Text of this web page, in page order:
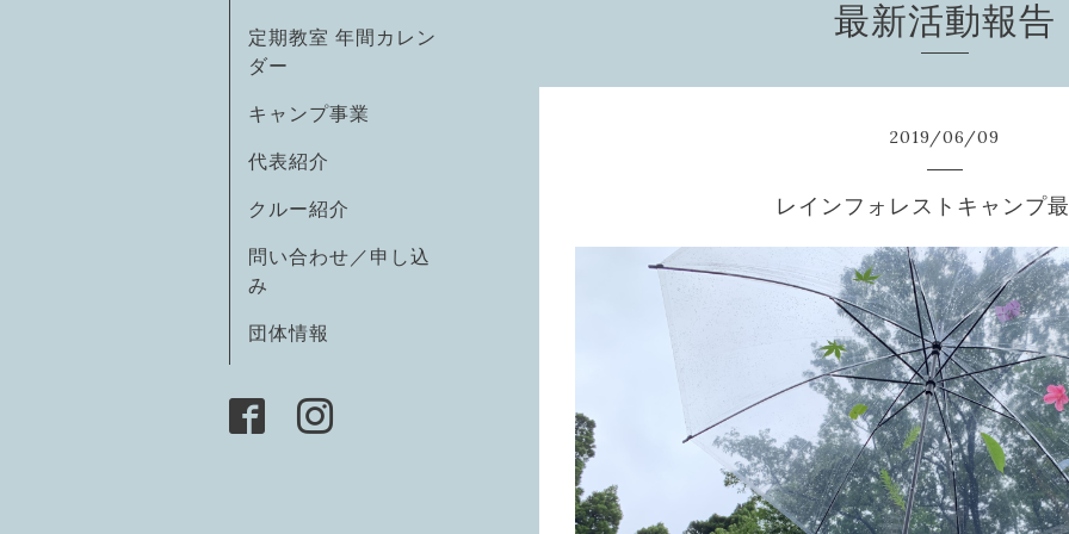
定期教室 年間カレン
ダー
キャンプ事業
代表紹介
クルー紹介
問い合わせ／申し込
み
団体情報
最新活動報告
2019/06/09
レインフォレストキャンプ